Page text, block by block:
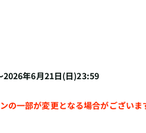
年6月21日(日)23:59
の一部が変更となる場合がございま